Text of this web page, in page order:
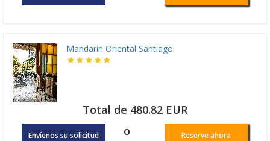
Mandarin Oriental Santiago
Total de 480.82 EUR
Envíenos su solicitud o Reserve ahora